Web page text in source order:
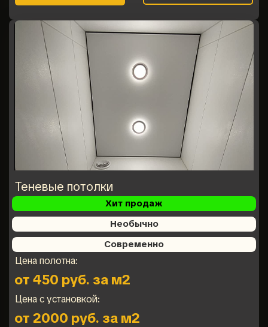
Теневые потолки
Хит продаж
Необычно
Современно
Цена полотна:
от 450 руб. за м2
Цена с установкой:
от 2000 руб. за м2